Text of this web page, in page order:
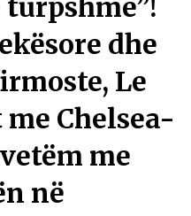
turpshme”!
dhe
Le
Chelsea-
me
në